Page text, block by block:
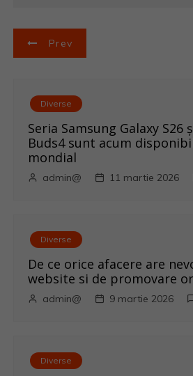
N
Prev
Diverse
Seria Samsung Galaxy S26
Buds4 sunt acum
mondial
admin@ 11 martie 2026
Diverse
De ce orice afacere are
website si de promovare
admin@ 9 martie 2026
Diverse